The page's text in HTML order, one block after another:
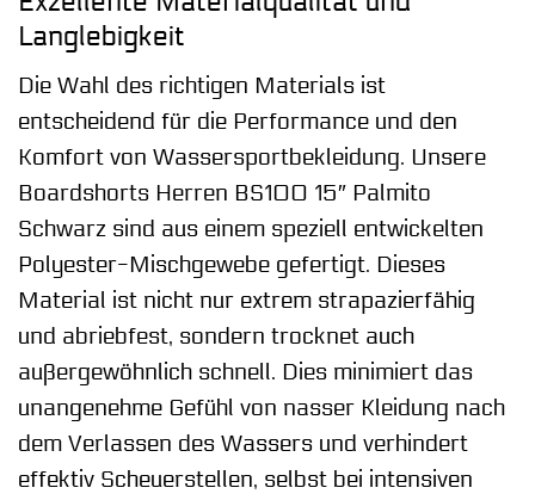
Langlebigkeit
Die Wahl des richtigen Materials ist
entscheidend für die Performance und den
Komfort von Wassersportbekleidung. Unsere
Boardshorts Herren BS100 15″ Palmito
Schwarz sind aus einem speziell entwickelten
Polyester-Mischgewebe gefertigt. Dieses
Material ist nicht nur extrem strapazierfähig
und abriebfest, sondern trocknet auch
außergewöhnlich schnell. Dies minimiert das
unangenehme Gefühl von nasser Kleidung nach
dem Verlassen des Wassers und verhindert
effektiv Scheuerstellen, selbst bei intensiven